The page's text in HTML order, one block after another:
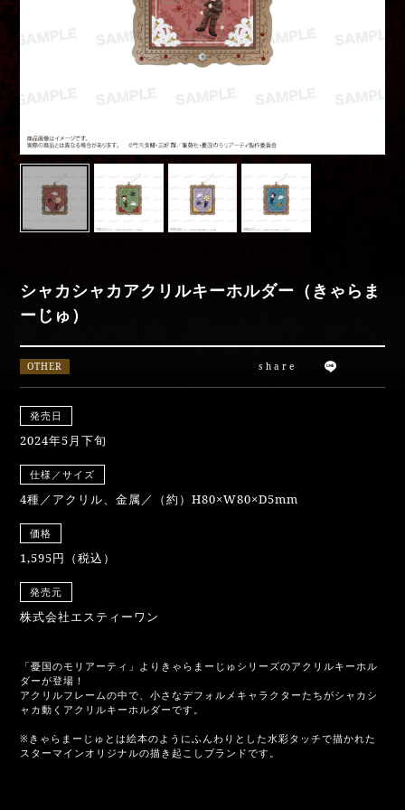
Movies
シャカシャカアクリルキーホルダー（きゃらま
ーじゅ）
OTHER share
発売日
2024年5月下旬
仕様／サイズ
4種／アクリル、金属／（約）H80×W80×D5mm
価格
1,595円（税込）
発売元
株式会社エスティーワン
「憂国のモリアーティ」よりきゃらまーじゅシリーズのアクリルキーホル
ダーが登場！
アクリルフレームの中で、小さなデフォルメキャラクターたちがシャカシ
ャカ動くアクリルキーホルダーです。
※きゃらまーじゅとは絵本のようにふんわりとした水彩タッチで描かれた
スターマインオリジナルの描き起こしブランドです。